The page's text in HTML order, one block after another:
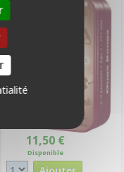
11,50 €
Disponible